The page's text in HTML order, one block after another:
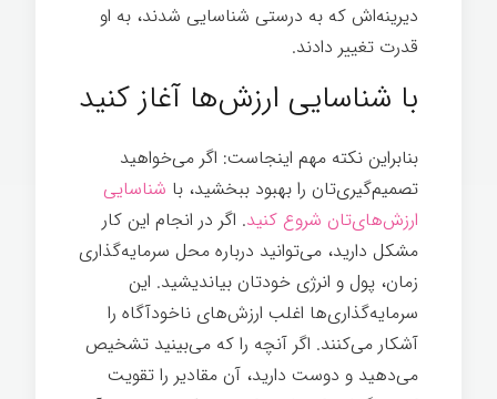
دیرینه‌اش که به درستی شناسایی شدند، به او
قدرت تغییر دادند.
با شناسایی ارزش‌ها آغاز کنید
بنابراین نکته مهم اینجاست: اگر می‌خواهید
تصمیم‌گیری‌تان را بهبود ببخشید، با شناسایی
ارزش‌های‌تان شروع کنید. اگر در انجام این کار
مشکل دارید، می‌توانید درباره محل سرمایه‌گذاری
زمان، پول و انرژی خودتان بیاندیشید. این
سرمایه‌گذاری‌ها اغلب ارزش‌های ناخودآگاه را
آشکار می‌کنند. اگر آنچه را که می‌بینید تشخیص
می‌دهید و دوست دارید، آن مقادیر را تقویت